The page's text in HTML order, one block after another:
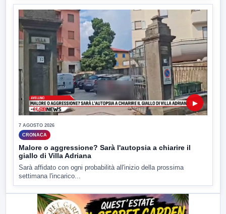
▶
7 AGOSTO 2026
CRONACA
Malore o aggressione? Sarà l'autopsia a chiarire il
giallo di Villa Adriana
Sarà affidato con ogni probabilità all'inizio della prossima
settimana l'incarico...